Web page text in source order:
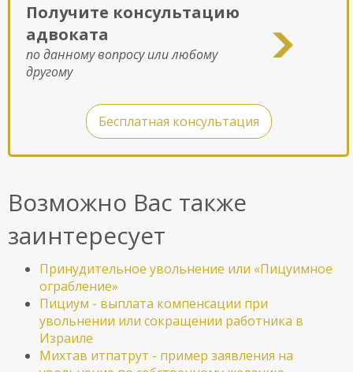
Получите консультацию
адвоката
по данному вопросу или любому
другому
Бесплатная консультация
Возможно Вас также
заинтересует
Принудительное увольнение или «Пицуимное
ограбление»
Пициум - выплата компенсации при
увольнении или сокращении работника в
Израиле
Михтав итпатрут - пример заявления на